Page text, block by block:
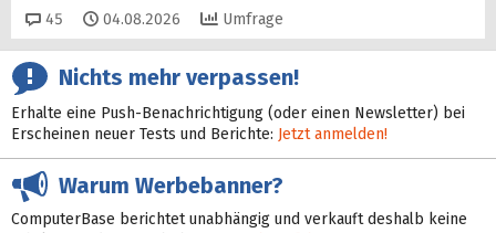
45 Kommentare
04.08.2026 Umfrage
Nichts mehr verpassen!
Erhalte eine Push-Benachrichtigung (oder einen Newsletter) bei
Erscheinen neuer Tests und Berichte: Jetzt anmelden!
Warum Werbebanner?
ComputerBase berichtet unabhängig und verkauft deshalb keine